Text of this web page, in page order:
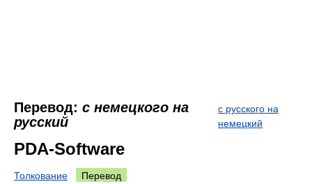
Перевод: с немецкого на
русский
с русского на
немецкий
PDA-Software
Толкование Перевод